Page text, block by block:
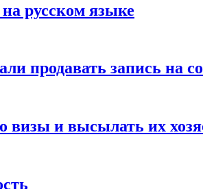
русском языке
продавать запись на
визы и высылать их